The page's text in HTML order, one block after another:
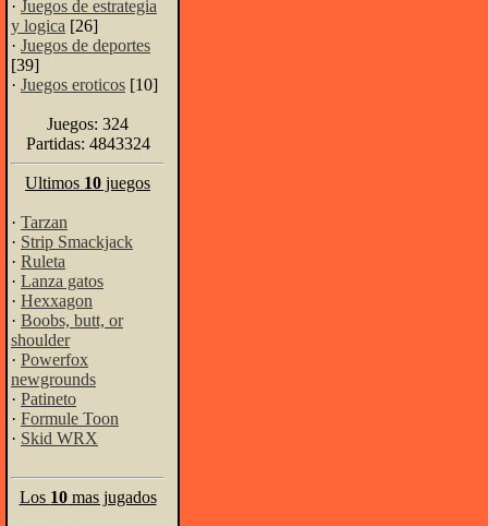
· Juegos de estrategia
y logica [26]
· Juegos de deportes
[39]
· Juegos eroticos [10]
Juegos: 324
Partidas: 4843324
Ultimos 10 juegos
· Tarzan
· Strip Smackjack
· Ruleta
· Lanza gatos
· Hexxagon
· Boobs, butt, or
shoulder
· Powerfox
newgrounds
· Patineto
· Formule Toon
· Skid WRX
Los 10mas jugados